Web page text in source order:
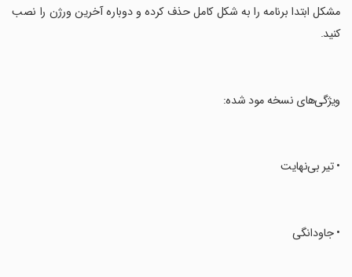
مشکل ابتدا برنامه را به شکل کامل حذف کرده و دوباره آخرین ورژن را نصب
کنید.
‏ویژگی‌های نسخه مود شده:
‏• تیر بی‌نهایت
‏• جاودانگی